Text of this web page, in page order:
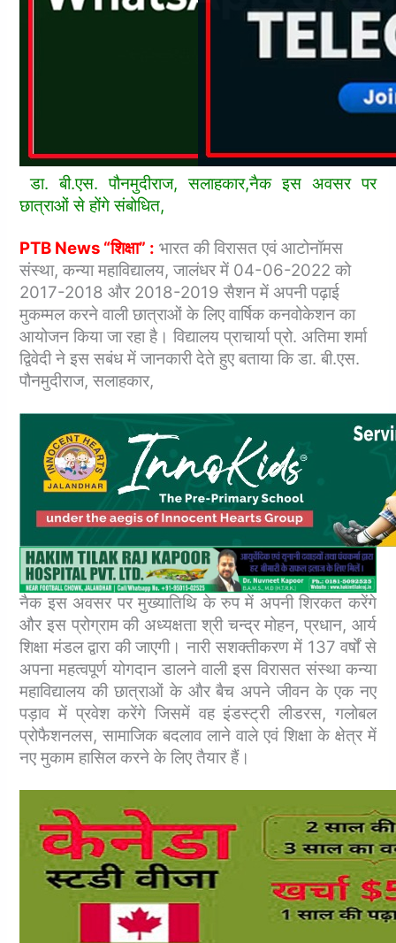
डा. बी.एस. पौनमुदीराज, सलाहकार,नैक इस अवसर पर
छात्राओं से होंगे संबोधित,
PTB News “शिक्षा” : भारत की विरासत एवं आटोनॉमस
संस्था, कन्या महाविद्यालय, जालंधर में 04-06-2022 को
2017-2018 और 2018-2019 सैशन में अपनी पढ़ाई
मुकम्मल करने वाली छात्राओं के लिए वार्षिक कनवोकेशन का
आयोजन किया जा रहा है। विद्यालय प्राचार्या प्रो. अतिमा शर्मा
द्विवेदी ने इस सबंध में जानकारी देते हुए बताया कि डा. बी.एस.
पौनमुदीराज, सलाहकार,
नैक इस अवसर पर मुख्यातिथि के रुप में अपनी शिरकत करेंगे
और इस प्रोग्राम की अध्यक्षता श्री चन्द्र मोहन, प्रधान, आर्य
शिक्षा मंडल द्वारा की जाएगी। नारी सशक्तीकरण में 137 वर्षों से
अपना महत्वपूर्ण योगदान डालने वाली इस विरासत संस्था कन्या
महाविद्यालय की छात्राओं के और बैच अपने जीवन के एक नए
पड़ाव में प्रवेश करेंगे जिसमें वह इंडस्ट्री लीडरस, गलोबल
प्रोफैशनलस, सामाजिक बदलाव लाने वाले एवं शिक्षा के क्षेत्र में
नए मुकाम हासिल करने के लिए तैयार हैं।